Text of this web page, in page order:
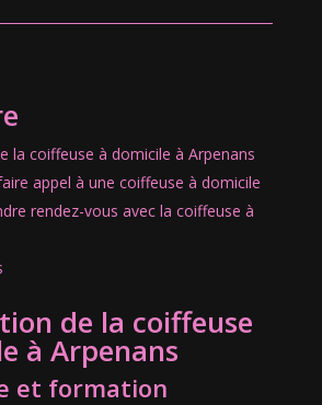
la coiffeuse à domicile à Arpenans
appel à une coiffeuse à domicile
rendez-vous avec la coiffeuse à
de la coiffeuse
à Arpenans
et formation